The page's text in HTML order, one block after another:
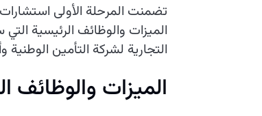
تضمنت المرحلة الأولى
الميزات والوظائف الرئيسية
التجارية لشركة التأمين الوطنية
الميزات والوظائف